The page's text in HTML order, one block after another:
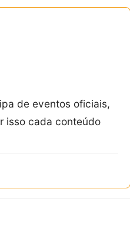
de eventos oficiais,
isso cada conteúdo